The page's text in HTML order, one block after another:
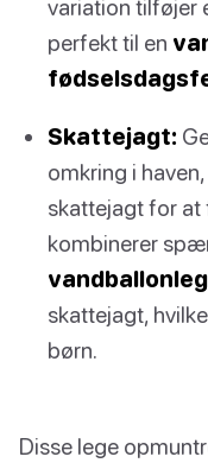
variation tilføjer
perfekt til en
Skattejagt:
omkring i
skattejagt for at
kombinerer
vandballonleg
skattejagt,
børn.
Disse lege